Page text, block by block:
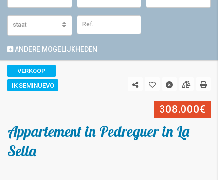
staat
ANDERE MOGELIJKHEDEN
VERKOOP
IK SEMINUEVO
308.000€
Appartement in Pedreguer in La
Sella